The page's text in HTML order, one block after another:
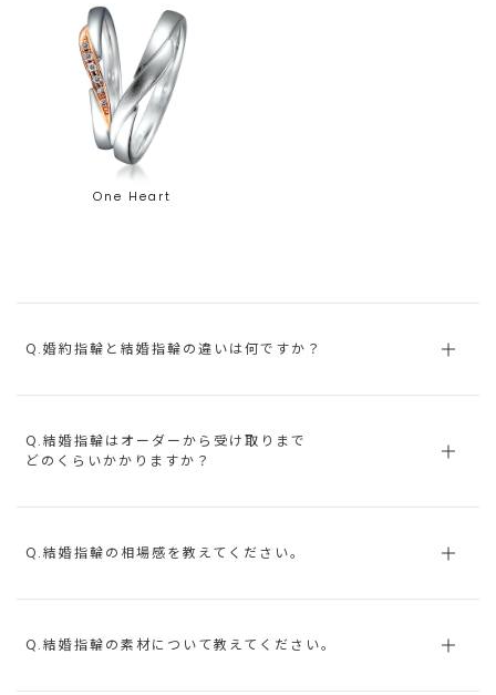
One Heart
Q.婚約指輪と結婚指輪の違いは何ですか？
Q.結婚指輪はオーダーから受け取りまで
どのくらいかかりますか？
Q.結婚指輪の相場感を教えてください。
Q.結婚指輪の素材について教えてください。